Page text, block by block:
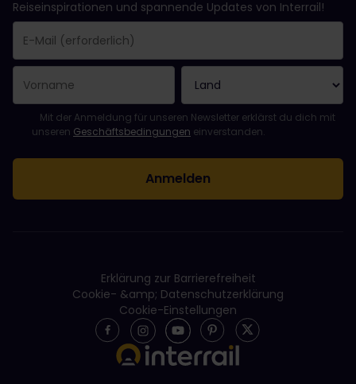
Reiseinspirationen und spannende Updates von Interrail!
Sie haben sich erfolgreich angemeldet.
Das Feld „E-Mail-Adresse“ ist ein Pflichtfeld!
Diese E-Mail-Adresse ist ungültig!
Beim Abonnieren des Newsletters ist ein Fehler aufgetreten.
Du hast diesen Newsletter bereits abonniert!
Bitte stimme den Allgemeinen Geschäftsbedingungen zu, um
Mit der Anmeldung für unseren Newsletter erklärst du dich mit
unseren Geschäftsbedingungen einverstanden.
Erklärung zur Barrierefreiheit
Cookie- &amp; Datenschutzerklärung
Cookie-Einstellungen